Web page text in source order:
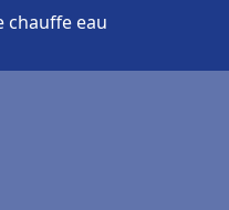
chauffe eau